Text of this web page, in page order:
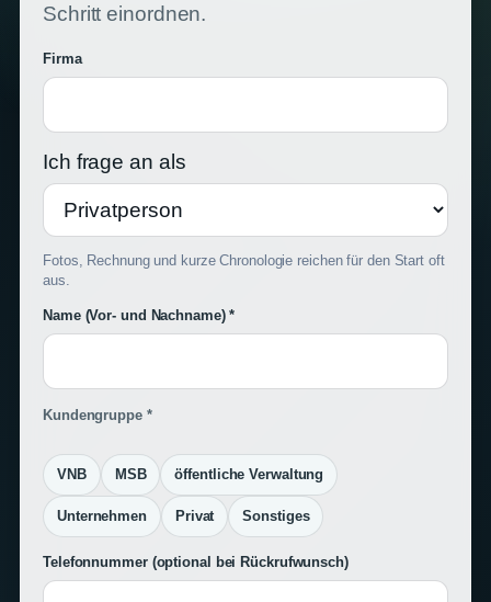
Schritt einordnen.
Firma
Ich frage an als
Fotos, Rechnung und kurze Chronologie reichen für den Start oft
aus.
Name (Vor- und Nachname) *
Kundengruppe *
VNB MSB öffentliche Verwaltung
Unternehmen Privat Sonstiges
Telefonnummer (optional bei Rückrufwunsch)